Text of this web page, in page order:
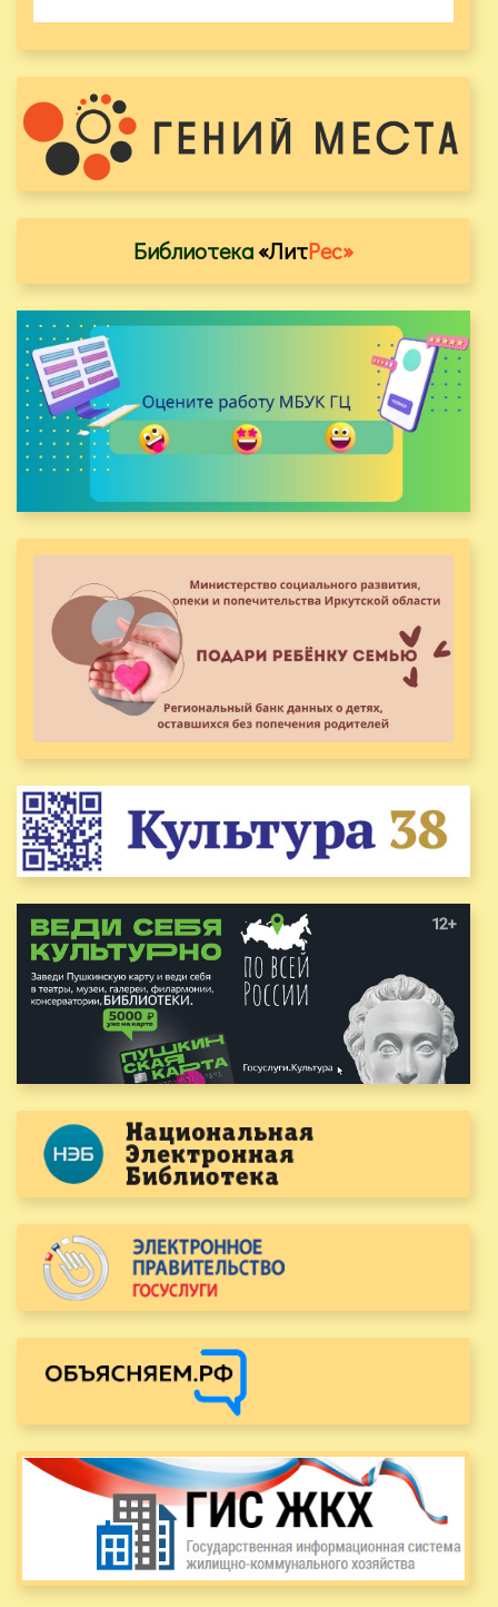
Библиотека«ЛитРес»